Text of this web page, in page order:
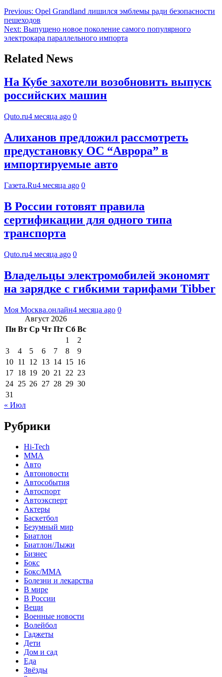
Previous: Opel Grandland лишился эмблемы ради безопасности
пешеходов
Next: Выпущено новое поколение самого популярного
электрокара параллельного импорта
Related News
На Кубе захотели возобновить выпуск
российских машин
Quto.ru4 месяца ago 0
Алиханов предложил рассмотреть
предустановку ОС “Аврора” в
импортируемые авто
Газета.Ru4 месяца ago 0
В России готовят правила
сертификации для одного типа
транспорта
Quto.ru4 месяца ago 0
Владельцы электромобилей экономят
на зарядке с гибкими тарифами Tibber
Моя Москва.онлайн4 месяца ago 0
Август 2026
Пн Вт Ср Чт Пт Сб Вс
1
2
3
4 5 6 7 8
9
10 11 12 13 14 15 16
17 18 19 20 21 22 23
24 25 26 27 28 29 30
31
« Июл
Рубрики
Hi-Tech
MMA
Авто
Автоновости
Автособытия
Автоспорт
Автоэксперт
Актеры
Баскетбол
Безумный мир
Биатлон
Биатлон/Лыжи
Бизнес
Бокс
Бокс/MMA
Болезни и лекарства
В мире
В России
Вещи
Военные новости
Волейбол
Гаджеты
Дети
Дом и сад
Еда
Звёзды